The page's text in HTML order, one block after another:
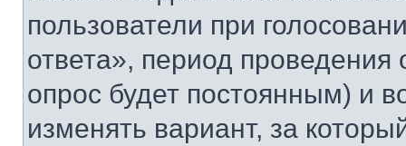
пользователи при
ответа», период проведения
опрос будет постоянным) и
изменять вариант, за